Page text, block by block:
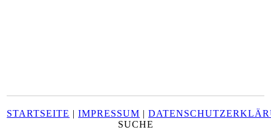
STARTSEITE |IMPRESSUM |
SUCHE